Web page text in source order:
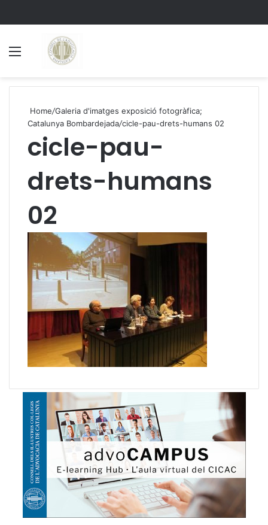
Home/Galeria d'imatges exposició fotogràfica;
Catalunya Bombardejada/cicle-pau-drets-humans 02
cicle-pau-
drets-humans
02